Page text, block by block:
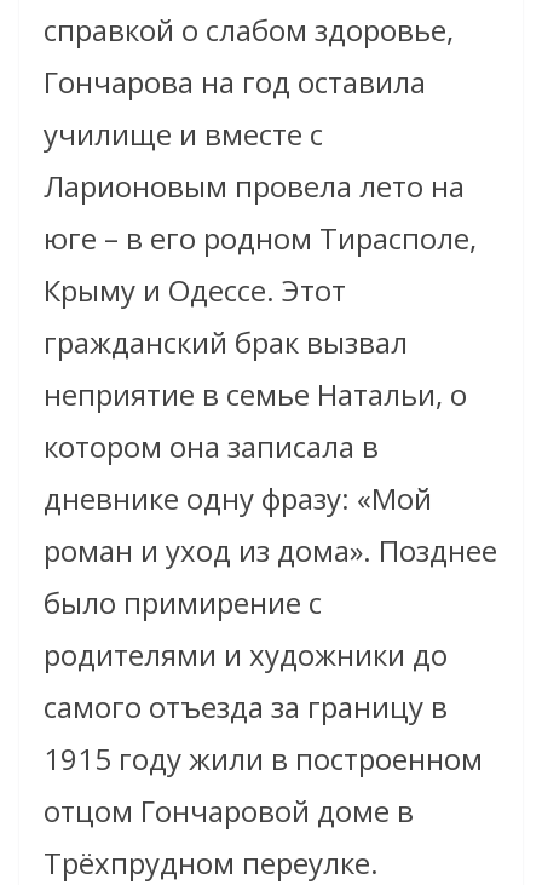
справкой о слабом здоровье,
Гончарова на год оставила
училище и вместе с
Ларионовым провела лето на
юге – в его родном Тирасполе,
Крыму и Одессе. Этот
гражданский брак вызвал
неприятие в семье Натальи, о
котором она записала в
дневнике одну фразу: «Мой
роман и уход из дома». Позднее
было примирение с
родителями и художники до
самого отъезда за границу в
1915 году жили в построенном
отцом Гончаровой доме в
Трёхпрудном переулке.